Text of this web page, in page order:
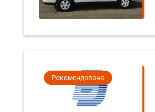
Рекомендовано